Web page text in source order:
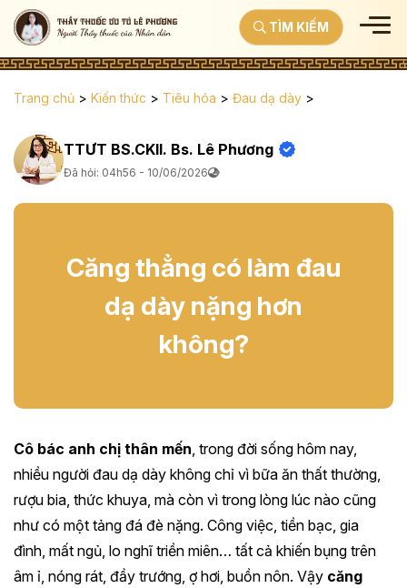
TÌM KIẾM
Trang chủ > Kiến thức > Tiêu hóa > Đau dạ dày >
TTƯT BS.CKII. Bs. Lê Phương
Đã hỏi: 04h56 - 10/06/2026
Căng thẳng có làm đau
dạ dày nặng hơn
không?
Cô bác anh chị thân mến, trong đời sống hôm nay,
nhiều người đau dạ dày không chỉ vì bữa ăn thất thường,
rượu bia, thức khuya, mà còn vì trong lòng lúc nào cũng
như có một tảng đá đè nặng. Công việc, tiền bạc, gia
đình, mất ngủ, lo nghĩ triền miên… tất cả khiến bụng trên
âm ỉ, nóng rát, đầy trướng, ợ hơi, buồn nôn. Vậy căng